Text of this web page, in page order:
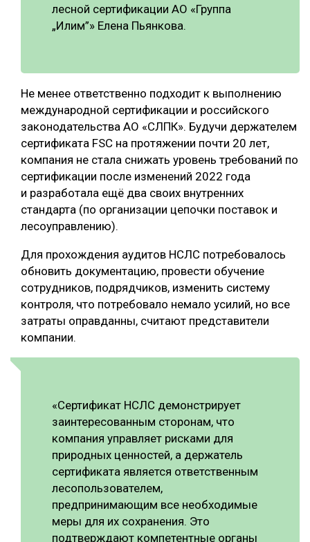
лесной сертификации АО «Группа
„Илим”» Елена Пьянкова.
Не менее ответственно подходит к выполнению
международной сертификации и российского
законодательства АО «СЛПК». Будучи держателем
сертификата FSC на протяжении почти 20 лет,
компания не стала снижать уровень требований по
сертификации после изменений 2022 года
и разработала ещё два своих внутренних
стандарта (по организации цепочки поставок и
лесоуправлению).
Для прохождения аудитов НСЛС потребовалось
обновить документацию, провести обучение
сотрудников, подрядчиков, изменить систему
контроля, что потребовало немало усилий, но все
затраты оправданны, считают представители
компании.
«Сертификат НСЛС демонстрирует
заинтересованным сторонам, что
компания управляет рисками для
природных ценностей, а держатель
сертификата является ответственным
лесопользователем,
предпринимающим все необходимые
меры для их сохранения. Это
подтверждают компетентные органы